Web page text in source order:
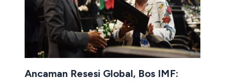
Ancaman Resesi Global, Bos IMF: